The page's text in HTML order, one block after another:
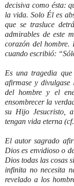
decisiva como ésta:
la vida. Solo Él es
que se trasluce
admirables de este
corazón del hombre.
cuando escribió:
Es una tragedia
afirmase y
del hombre y el
ensombrecer la
su Hijo Jesucristo,
tengan vida eterna
El autor sagrado
Dios es envidioso o
Dios todas las cosas
infinita no necesita
revelado a los